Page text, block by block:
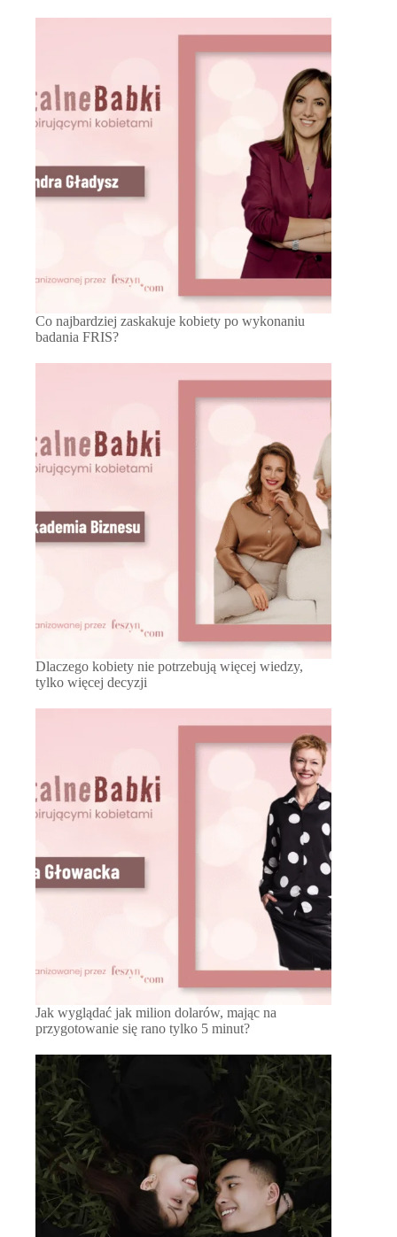
Co najbardziej zaskakuje kobiety po wykonaniu
badania FRIS?
Dlaczego kobiety nie potrzebują więcej wiedzy,
tylko więcej decyzji
Jak wyglądać jak milion dolarów, mając na
przygotowanie się rano tylko 5 minut?